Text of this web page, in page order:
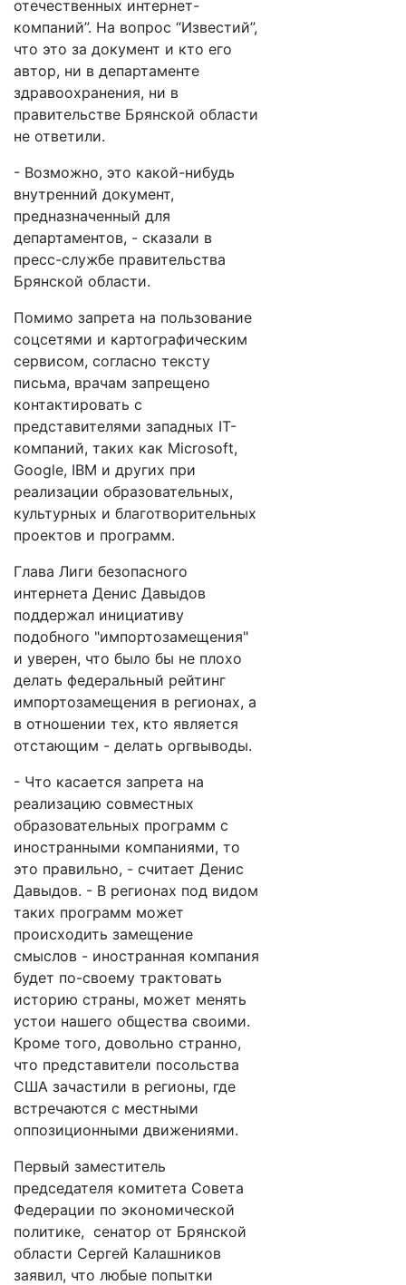
отечественных интернет-
компаний”. На вопрос “Известий”,
что это за документ и кто его
автор, ни в департаменте
здравоохранения, ни в
правительстве Брянской области
не ответили.
- Возможно, это какой-нибудь
внутренний документ,
предназначенный для
департаментов, - сказали в
пресс-службе правительства
Брянской области.
Помимо запрета на пользование
соцсетями и картографическим
сервисом, согласно тексту
письма, врачам запрещено
контактировать с
представителями западных IT-
компаний, таких как Microsoft,
Google, IBM и других при
реализации образовательных,
культурных и благотворительных
проектов и программ.
Глава Лиги безопасного
интернета Денис Давыдов
поддержал инициативу
подобного "импортозамещения"
и уверен, что было бы не плохо
делать федеральный рейтинг
импортозамещения в регионах, а
в отношении тех, кто является
отстающим - делать оргвыводы.
- Что касается запрета на
реализацию совместных
образовательных программ с
иностранными компаниями, то
это правильно, - считает Денис
Давыдов. - В регионах под видом
таких программ может
происходить замещение
смыслов - иностранная компания
будет по-своему трактовать
историю страны, может менять
устои нашего общества своими.
Кроме того, довольно странно,
что представители посольства
США зачастили в регионы, где
встречаются с местными
оппозиционными движениями.
Первый заместитель
председателя комитета Совета
Федерации по экономической
политике, сенатор от Брянской
области Сергей Калашников
заявил, что любые попытки